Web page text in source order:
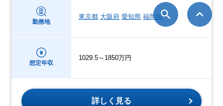
勤務地
東京都 大阪府 愛知県 福岡県
想定年収
1029.5～1850万円
詳しく見る